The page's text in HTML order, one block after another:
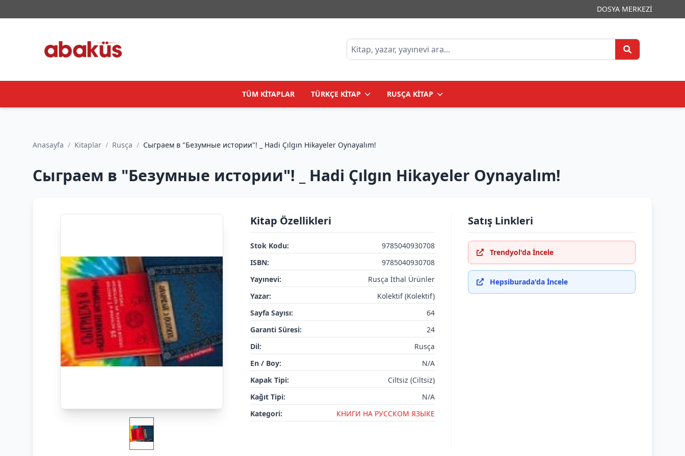
DOSYA MERKEZİ
TÜM KİTAPLAR TÜRKÇE KİTAP RUSÇA KİTAP
Anasayfa / Kitaplar / Rusça / Сыграем в "Безумные истории"! _ Hadi Çılgın Hikayeler Oynayalım!
Сыграем в "Безумные истории"! _ Hadi Çılgın Hikayeler Oynayalım!
Kitap Özellikleri
Stok Kodu:
9785040930708
ISBN:
9785040930708
Yayınevi:
Rusça İthal Ürünler
Yazar:
Kolektif (Kolektif)
Sayfa Sayısı:
64
Garanti Süresi:
24
Dil:
Rusça
En / Boy:
N/A
Kapak Tipi:
Ciltsiz (Ciltsiz)
Kağıt Tipi:
N/A
Kategori:
КНИГИ НА РУССКОМ ЯЗЫКЕ
Satış Linkleri
Trendyol'da İncele
Hepsiburada'da İncele